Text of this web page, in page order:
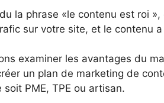
la phrase «le contenu est roi
sur votre site, et le contenu
examiner les avantages du
un plan de marketing de
PME, TPE ou artisan.